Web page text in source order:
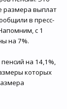
размера выплат
в пресс-
с 1
на 7%.
на 14,1%,
которых